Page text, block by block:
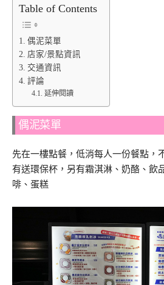
Table of Contents
偶泥菜單
店家/景點資訊
交通資訊
評論
延伸閱讀
偶泥菜單
先在一樓點餐，低消每人一份餐點，
有送環保杯，另有霜淇淋、奶酪、飲
啡、蛋糕